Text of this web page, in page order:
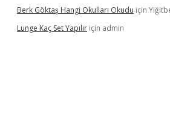
Berk Göktaş Hangi Okulları Okudu için
Lunge Kaç Set Yapılır için admin